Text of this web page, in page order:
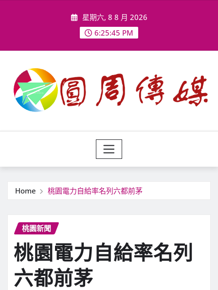
星期六, 8 8 月 2026
6:25:47 PM
Home 桃園電力自給率名列六都前茅
桃園新聞
桃園電力自給率名列
六都前茅